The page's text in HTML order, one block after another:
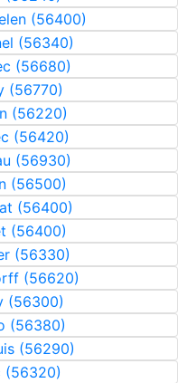
(56400)
(56340)
(56680)
(56770)
(56220)
(56420)
(56930)
(56500)
(56400)
(56400)
(56330)
(56620)
(56300)
(56380)
(56290)
(56320)